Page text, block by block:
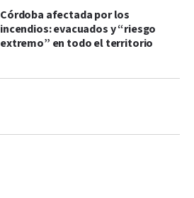
Córdoba afectada por los
incendios: evacuados y “riesgo
extremo” en todo el territorio